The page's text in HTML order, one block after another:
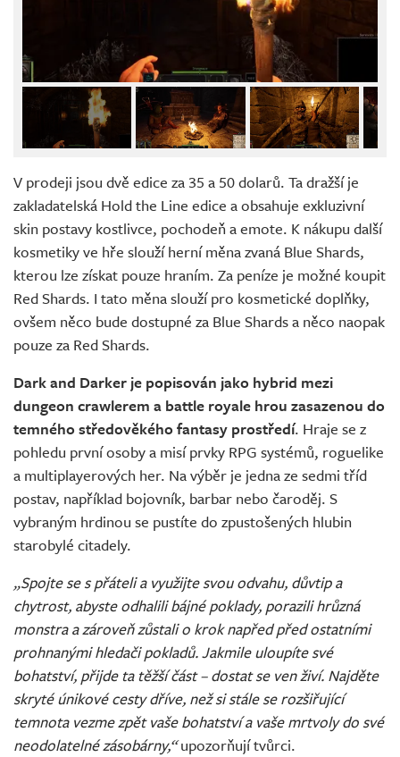
V prodeji jsou dvě edice za 35 a 50 dolarů. Ta dražší je
zakladatelská Hold the Line edice a obsahuje exkluzivní
skin postavy kostlivce, pochodeň a emote. K nákupu další
kosmetiky ve hře slouží herní měna zvaná Blue Shards,
kterou lze získat pouze hraním. Za peníze je možné koupit
Red Shards. I tato měna slouží pro kosmetické doplňky,
ovšem něco bude dostupné za Blue Shards a něco naopak
pouze za Red Shards.
Dark and Darker je popisován jako hybrid mezi
dungeon crawlerem a battle royale hrou zasazenou do
temného středověkého fantasy prostředí. Hraje se z
pohledu první osoby a misí prvky RPG systémů, roguelike
a multiplayerových her. Na výběr je jedna ze sedmi tříd
postav, například bojovník, barbar nebo čaroděj. S
vybraným hrdinou se pustíte do zpustošených hlubin
starobylé citadely.
„Spojte se s přáteli a využijte svou odvahu, důvtip a
chytrost, abyste odhalili bájné poklady, porazili hrůzná
monstra a zároveň zůstali o krok napřed před ostatními
prohnanými hledači pokladů. Jakmile uloupíte své
bohatství, přijde ta těžší část – dostat se ven živí. Najděte
skryté únikové cesty dříve, než si stále se rozšiřující
temnota vezme zpět vaše bohatství a vaše mrtvoly do své
neodolatelné zásobárny,“upozorňují tvůrci.